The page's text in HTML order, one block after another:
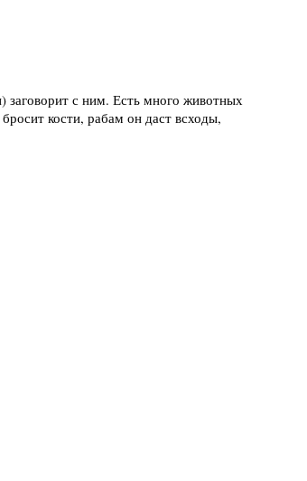
заговорит с ним. Есть много животных
кости, рабам он даст всходы,